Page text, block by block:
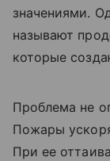
значениями.
называют
которые
Проблема не
Пожары
При ее